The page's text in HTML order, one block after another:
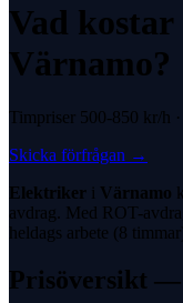
Vad kostar
Värnamo?
Timpriser 500-850 kr/h
Skicka förfrågan →
Elektriker i Värnamo
avdrag. Med ROT-
heldags arbete (8
Prisöversikt —